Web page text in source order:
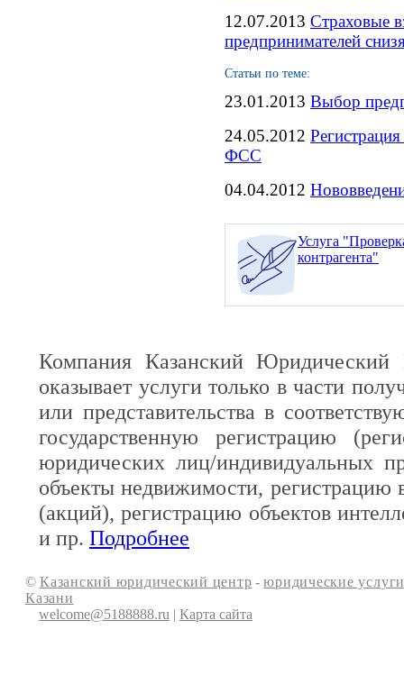
12.07.2013 Страховые
предпринимателей
Статьи по теме:
23.01.2013 Выбор
24.05.2012
ФСС
04.04.2012
Услуга
контрагента"
Компания Казанский Юридический
оказывает услуги только в части
или представительства в
государственную регистрацию
юридических лиц/индивидуальных
объекты недвижимости, регистрацию
(акций), регистрацию объектов
и пр. Подробнее
© Казанский юридический центр -юридические
Казани
welcome@5188888.ru | Карта сайта